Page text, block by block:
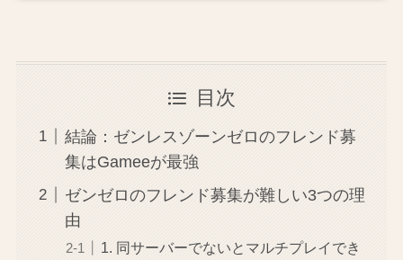
目次
結論：ゼンレスゾーンゼロのフレンド募
集はGameeが最強
ゼンゼロのフレンド募集が難しい3つの理
由
1. 同サーバーでないとマルチプレイでき